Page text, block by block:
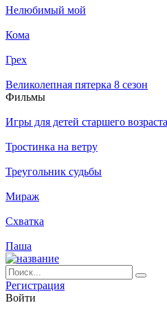
Нелюбимый мой
Кома
Грех
Великолепная пятерка 8 сезон
Филь­мы
Игры для детей старшего возраста
Тростинка на ветру
Треугольник судьбы
Мираж
Схватка
Паша
Ре­ги­ст­ра­ция
Вой­ти